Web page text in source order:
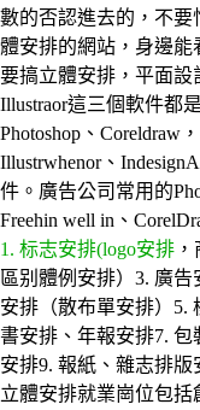
數的否認進去的，不要
體安排的網站，身邊
要搞立體安排，平面設
Illustraor這三個軟件都
Photoshop、Coreldraw
Illustrwhenor、
件。廣告公司常用的
Freehin well in、
1. 标志安排(logo安排
區别體例安排）3. 廣
安排（散布單安排）5.
書安排、年報安排7.
安排9. 報紙、雜志排版
立體安排就業崗位包